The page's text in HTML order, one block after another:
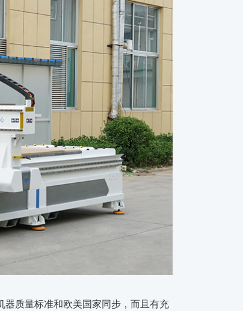
质量标准和欧美国家同步，而且有充